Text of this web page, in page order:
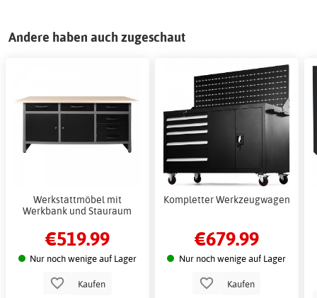
Andere haben auch zugeschaut
Werkstattmöbel mit
Werkbank und Stauraum
€519.99
Nur noch wenige auf Lager
Kaufen
Kompletter Werkzeugwagen
€679.99
Nur noch wenige auf Lager
Kaufen